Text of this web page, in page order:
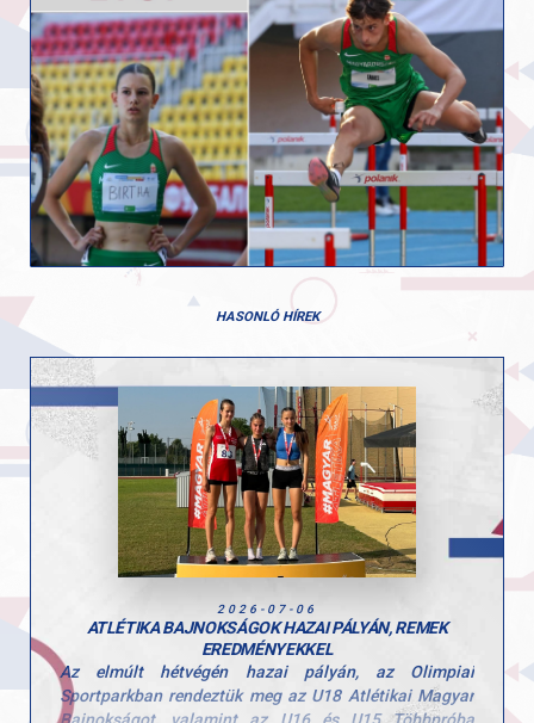
HASONLÓ HÍREK
2026-07-06
ATLÉTIKA BAJNOKSÁGOK HAZAI PÁLYÁN, REMEK
EREDMÉNYEKKEL
Az elmúlt hétvégén hazai pályán, az Olimpiai
Sportparkban rendeztük meg az U18 Atlétikai Magyar